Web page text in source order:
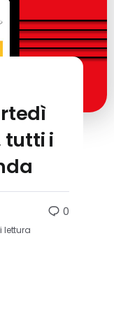
tutti i
lettura
0